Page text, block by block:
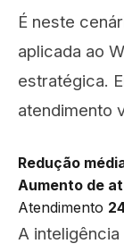
É neste
aplicada ao
estratégica.
atendimento
Redução
Aumento de
Atendimento
A